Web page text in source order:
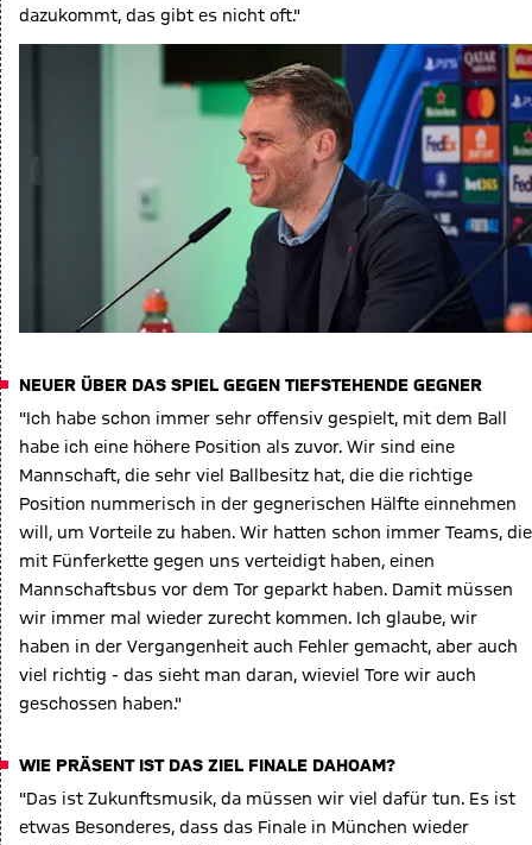
dazukommt, das gibt es nicht oft."
NEUER ÜBER DAS SPIEL GEGEN TIEFSTEHENDE GEGNER
"Ich habe schon immer sehr offensiv gespielt, mit dem Ball
habe ich eine höhere Position als zuvor. Wir sind eine
Mannschaft, die sehr viel Ballbesitz hat, die die richtige
Position nummerisch in der gegnerischen Hälfte einnehmen
will, um Vorteile zu haben. Wir hatten schon immer Teams, die
mit Fünferkette gegen uns verteidigt haben, einen
Mannschaftsbus vor dem Tor geparkt haben. Damit müssen
wir immer mal wieder zurecht kommen. Ich glaube, wir
haben in der Vergangenheit auch Fehler gemacht, aber auch
viel richtig - das sieht man daran, wieviel Tore wir auch
geschossen haben."
WIE PRÄSENT IST DAS ZIEL FINALE DAHOAM?
"Das ist Zukunftsmusik, da müssen wir viel dafür tun. Es ist
etwas Besonderes, dass das Finale in München wieder